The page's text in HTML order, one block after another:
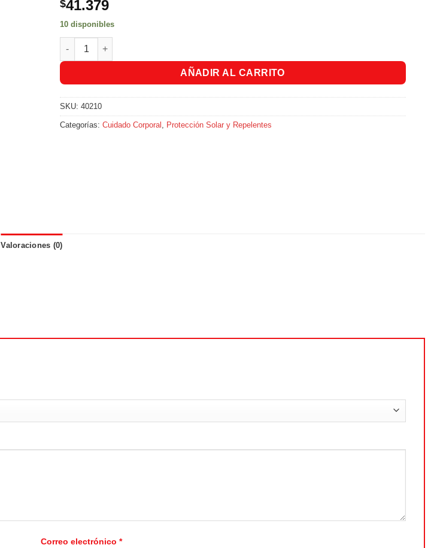
$41.379
10 disponibles
Protector Solar Nude Fps 100 X 8 Ml cantidad
AÑADIR AL CARRITO
SKU:40210
Categorías:Cuidado Corporal Protección Solar y Repelentes
Valoraciones (0)
Correo electrónico *